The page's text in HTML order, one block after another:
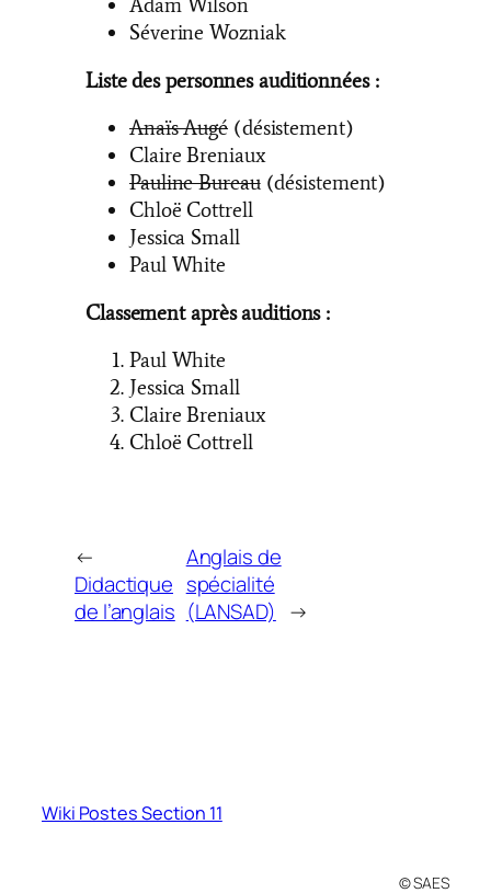
Adam Wilson
Séverine Wozniak
Liste des personnes auditionnées :
Anaïs Augé (désistement)
Claire Breniaux
Pauline Bureau(désistement)
Chloë Cottrell
Jessica Small
Paul White
Classement après auditions :
Paul White
Jessica Small
Claire Breniaux
Chloë Cottrell
←
Didactique
de l’anglais
Anglais de
spécialité
(LANSAD) →
Wiki Postes Section 11
© SAES